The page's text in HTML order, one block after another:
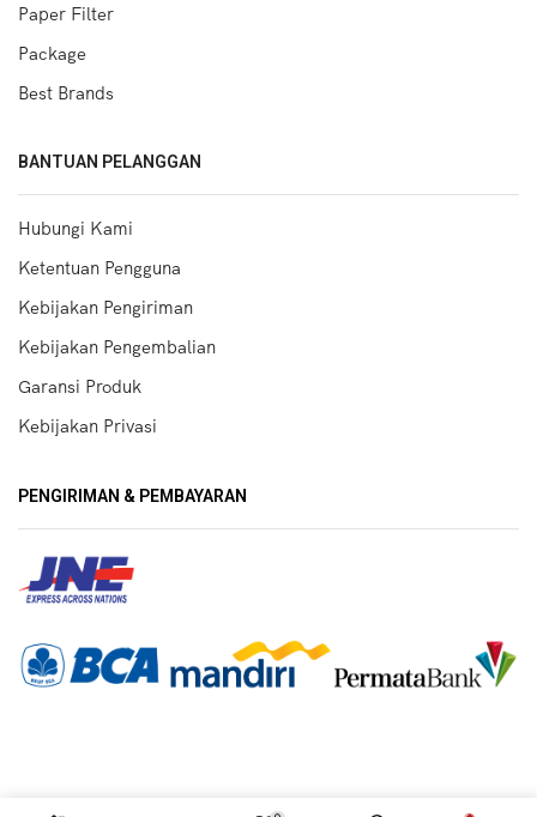
Paper Filter
Package
Best Brands
BANTUAN PELANGGAN
Hubungi Kami
Ketentuan Pengguna
Kebijakan Pengiriman
Kebijakan Pengembalian
Garansi Produk
Kebijakan Privasi
PENGIRIMAN & PEMBAYARAN